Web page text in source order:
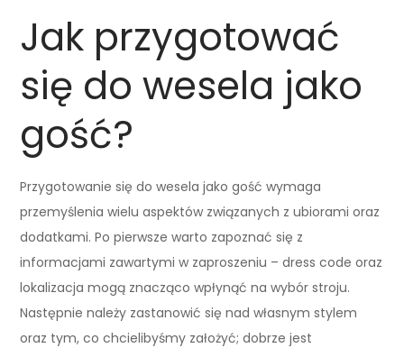
Jak przygotować
się do wesela jako
gość?
Przygotowanie się do wesela jako gość wymaga
przemyślenia wielu aspektów związanych z ubiorami oraz
dodatkami. Po pierwsze warto zapoznać się z
informacjami zawartymi w zaproszeniu – dress code oraz
lokalizacja mogą znacząco wpłynąć na wybór stroju.
Następnie należy zastanowić się nad własnym stylem
oraz tym, co chcielibyśmy założyć; dobrze jest